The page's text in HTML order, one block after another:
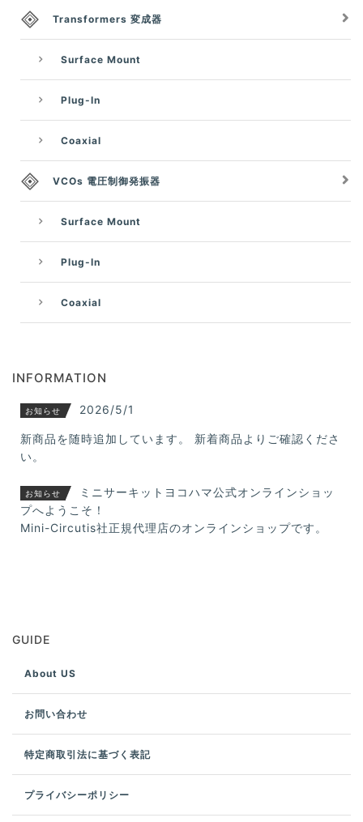
Transformers 変成器
Surface Mount
Plug-In
Coaxial
VCOs 電圧制御発振器
Surface Mount
Plug-In
Coaxial
INFORMATION
お知らせ 2026/5/1
新商品を随時追加しています。 新着商品よりご確認くださ
い。
お知らせ
ミニサーキットヨコハマ公式オンラインショッ
プへようこそ！
Mini-Circutis社正規代理店のオンラインショップです。
GUIDE
About US
お問い合わせ
特定商取引法に基づく表記
プライバシーポリシー